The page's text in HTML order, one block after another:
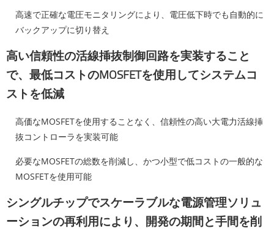
高速で正確な電圧モニタリングにより、電圧低下時でも自動的に
バックアップに切り替え
高い信頼性の活線挿抜制御回路を実装すること
で、最低コストのMOSFETを使用してシステムコ
ストを低減
高価なMOSFETを使用することなく、信頼性の高い大電力活線挿
抜コントローラを実装可能
必要なMOSFETの総数を削減し、かつ小型で低コストの一般的な
MOSFETを使用可能
シングルチップでスケーラブルな電源管理ソリュ
ーションの再利用により、開発の期間と手間を削